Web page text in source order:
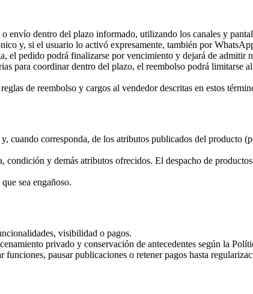
dentro del plazo informado, utilizando los canales y
y, si el usuario lo activó expresamente, también por
el pedido podrá finalizarse por vencimiento y dejará de admitir
para coordinar dentro del plazo, el reembolso podrá limitarse
de reembolso y cargos al vendedor descritas en estos
cuando corresponda, de los atributos publicados del producto
y demás atributos ofrecidos. El despacho de
sea engañoso.
visibilidad o pagos.
privado y conservación de antecedentes según la
pausar publicaciones o retener pagos hasta